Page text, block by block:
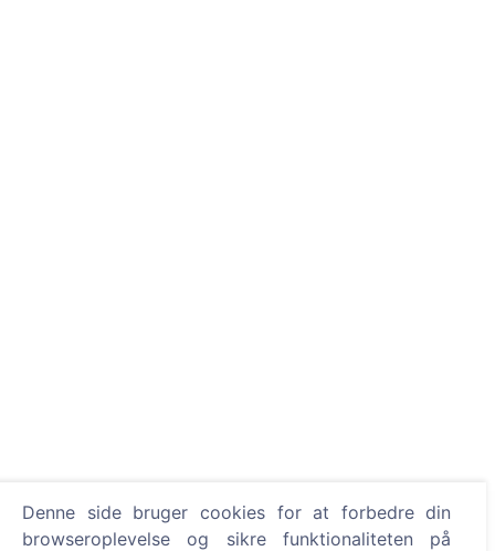
Information
Denne side bruger cookies for at forbedre din
browseroplevelse og sikre funktionaliteten på